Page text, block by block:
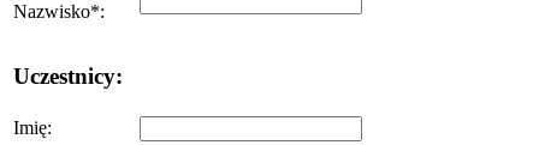
Nazwisko*:
Uczestnicy:
Imię: